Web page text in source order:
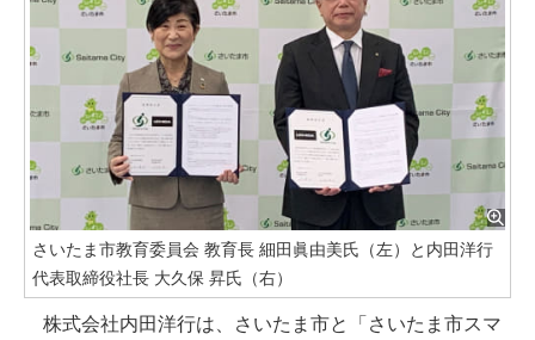
さいたま市教育委員会 教育長 細田眞由美氏（左）と内田洋行
代表取締役社長 大久保 昇氏（右）
株式会社内田洋行は、さいたま市と「さいたま市スマ